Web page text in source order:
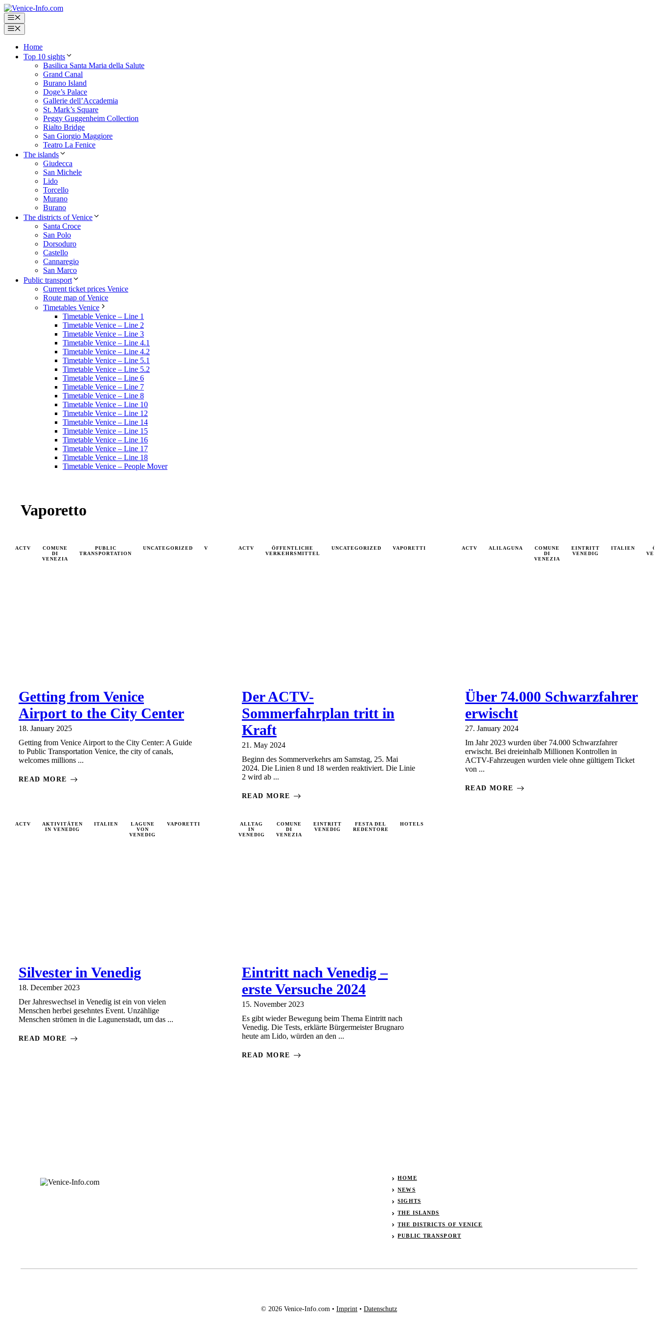
Skip
to
content
Menu
Menu
Home
Top 10 sights
Basilica Santa Maria della Salute
Grand Canal
Burano Island
Doge’s Palace
Gallerie dell’Accademia
St. Mark’s Square
Peggy Guggenheim Collection
Rialto Bridge
San Giorgio Maggiore
Teatro La Fenice
The islands
Giudecca
San Michele
Lido
Torcello
Murano
Burano
The districts of Venice
Santa Croce
San Polo
Dorsoduro
Castello
Cannaregio
San Marco
Public transport
Current ticket prices Venice
Route map of Venice
Timetables Venice
Timetable Venice – Line 1
Timetable Venice – Line 2
Timetable Venice – Line 3
Timetable Venice – Line 4.1
Timetable Venice – Line 4.2
Timetable Venice – Line 5.1
Timetable Venice – Line 5.2
Timetable Venice – Line 6
Timetable Venice – Line 7
Timetable Venice – Line 8
Timetable Venice – Line 10
Timetable Venice – Line 12
Timetable Venice – Line 14
Timetable Venice – Line 15
Timetable Venice – Line 16
Timetable Venice – Line 17
Timetable Venice – Line 18
Timetable Venice – People Mover
Vaporetto
ACTV
COMUNE
DI
VENEZIA
PUBLIC
TRANSPORTATION
UNCATEGORIZED VAPORETTO VENICE
VENICE
TICKET
VENICE
TICKETS
Getting from Venice
Airport to the City Center
18. January 2025
Getting from Venice Airport to the City Center: A Guide
to Public Transportation Venice, the city of canals,
welcomes millions ...
READ MORE
ACTV
ÖFFENTLICHE
VERKEHRSMITTEL
UNCATEGORIZED VAPORETTI VAPORETTO
VENEDIG
VENEDIG
ANREISE
VENEDIG
EINTRITTSKARTEN
Der ACTV-
Sommerfahrplan tritt in
Kraft
21. May 2024
Beginn des Sommerverkehrs am Samstag, 25. Mai
2024. Die Linien 8 und 18 werden reaktiviert. Die Linie
2 wird ab ...
READ MORE
ACTV ALILAGUNA
COMUNE
DI
VENEZIA
EINTRITT
VENEDIG
ITALIEN
Über 74.000 Schwarzfahrer
erwischt
27. January 2024
Im Jahr 2023 wurden über 74.000 Schwarzfahrer
erwischt. Bei dreieinhalb Millionen Kontrollen in
ACTV-Fahrzeugen wurden viele ohne gültigem Ticket
von ...
READ MORE
ACTV
AKTIVITÄTEN
IN VENEDIG
ITALIEN
LAGUNE
VON
VENEDIG
VAPORETTI VAPORETTO VENEDIG
VENEDIG
AKTUELL
VENEDIG
ALLGEMEIN
VENEDIG
INFO
VENEDIG
Silvester in Venedig
18. December 2023
Der Jahreswechsel in Venedig ist ein von vielen
Menschen herbei gesehntes Event. Unzählige
Menschen strömen in die Lagunenstadt, um das ...
READ MORE
ALLTAG
IN
VENEDIG
COMUNE
DI
VENEZIA
EINTRITT
VENEDIG
FESTA DEL
REDENTORE
HOTELS
Eintritt nach Venedig –
erste Versuche 2024
15. November 2023
Es gibt wieder Bewegung beim Thema Eintritt nach
Venedig. Die Tests, erklärte Bürgermeister Brugnaro
heute am Lido, würden an den ...
READ MORE
HOME
NEWS
SIGHTS
THE ISLANDS
THE DISTRICTS OF VENICE
PUBLIC TRANSPORT
© 2026 Venice-Info.com • Imprint • Datenschutz